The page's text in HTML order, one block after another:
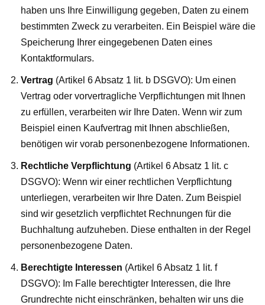
haben uns Ihre Einwilligung gegeben, Daten zu einem
bestimmten Zweck zu verarbeiten. Ein Beispiel wäre die
Speicherung Ihrer eingegebenen Daten eines
Kontaktformulars.
Vertrag (Artikel 6 Absatz 1 lit. b DSGVO): Um einen
Vertrag oder vorvertragliche Verpflichtungen mit Ihnen
zu erfüllen, verarbeiten wir Ihre Daten. Wenn wir zum
Beispiel einen Kaufvertrag mit Ihnen abschließen,
benötigen wir vorab personenbezogene Informationen.
Rechtliche Verpflichtung (Artikel 6 Absatz 1 lit. c
DSGVO): Wenn wir einer rechtlichen Verpflichtung
unterliegen, verarbeiten wir Ihre Daten. Zum Beispiel
sind wir gesetzlich verpflichtet Rechnungen für die
Buchhaltung aufzuheben. Diese enthalten in der Regel
personenbezogene Daten.
Berechtigte Interessen (Artikel 6 Absatz 1 lit. f
DSGVO): Im Falle berechtigter Interessen, die Ihre
Grundrechte nicht einschränken, behalten wir uns die